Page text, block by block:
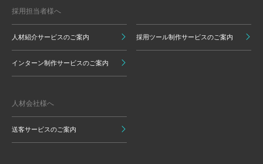
採用担当者様へ
人材紹介サービスのご案内 採用ツール制作サービスのご案内
インターン制作サービスのご案内
人材会社様へ
送客サービスのご案内